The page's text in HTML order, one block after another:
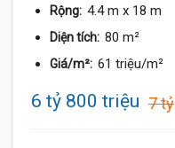
Rộng: 4.4 m x 18 m
Diện tích: 80 m²
Giá/m²: 61 triệu/m²
6 tỷ 800 triệu 7 tỷ